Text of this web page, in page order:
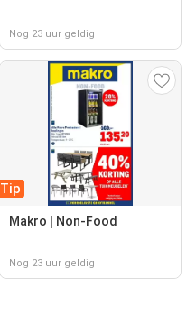
Nog 23 uur geldig
Tip
Makro | Non-Food
Nog 23 uur geldig